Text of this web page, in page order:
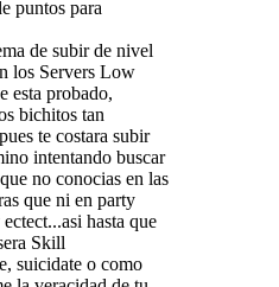
puntos para
de subir de nivel
los Servers Low
esta probado,
bichitos tan
te costara subir
intentando buscar
no conocias en las
que ni en party
hasta que
Skill
suicidate o como